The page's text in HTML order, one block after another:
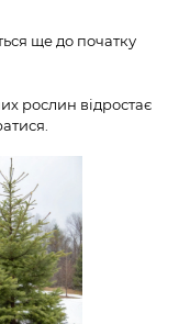
ще до початку
рослин відростає